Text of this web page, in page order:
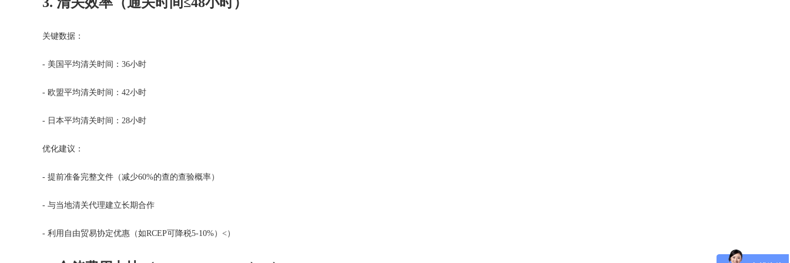
关键数据：
- 美国平均清关时间：36小时
- 欧盟平均清关时间：42小时
- 日本平均清关时间：28小时
优化建议：
- 提前准备完整文件（减少60%的查的查验概率）
- 与当地清关代理建立长期合作
- 利用自由贸易协定优惠（如RCEP可降税5-10%）<）